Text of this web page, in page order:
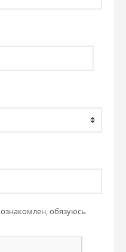
ознакомлен, обязуюсь